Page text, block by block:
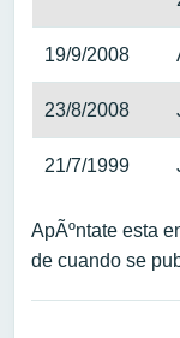
19/9/2008
23/8/2008
21/7/1999
ApÃºntate esta
de cuando se